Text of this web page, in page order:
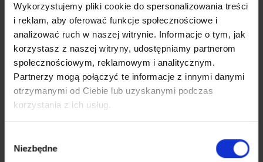
Wykorzystujemy pliki cookie do spersonalizowania treści
i reklam, aby oferować funkcje społecznościowe i
analizować ruch w naszej witrynie. Informacje o tym, jak
korzystasz z naszej witryny, udostępniamy partnerom
społecznościowym, reklamowym i analitycznym.
Partnerzy mogą połączyć te informacje z innymi danymi
otrzymanymi od Ciebie lub uzyskanymi podczas
korzystania z ich usług.
zgody
Niezbędne
2016 rok